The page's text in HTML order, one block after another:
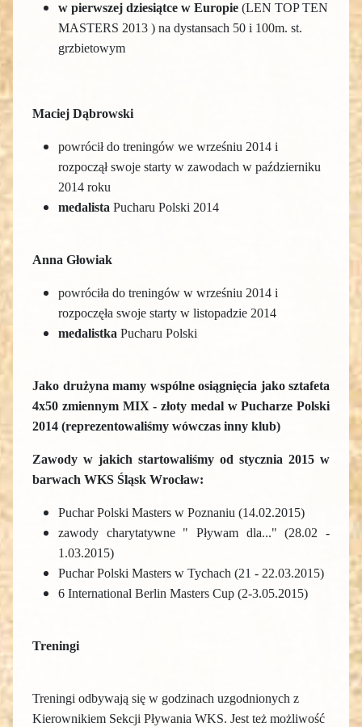
w pierwszej dziesiątce w Europie (LEN TOP TEN
MASTERS 2013 ) na dystansach 50 i 100m. st.
grzbietowym
Maciej Dąbrowski
powrócił do treningów we wrześniu 2014 i
rozpoczął swoje starty w zawodach w październiku
2014 roku
medalista Pucharu Polski 2014
Anna Głowiak
powróciła do treningów w wrześniu 2014 i
rozpoczęła swoje starty w listopadzie 2014
medalistka Pucharu Polski
Jako drużyna mamy wspólne osiągnięcia jako sztafeta
4x50 zmiennym MIX - złoty medal w Pucharze Polski
2014 (reprezentowaliśmy wówczas inny klub)
Zawody w jakich startowaliśmy od stycznia 2015 w
barwach WKS Śląsk Wrocław:
Puchar Polski Masters w Poznaniu (14.02.2015)
zawody charytatywne " Pływam dla..." (28.02 -
1.03.2015)
Puchar Polski Masters w Tychach (21 - 22.03.2015)
6 International Berlin Masters Cup (2-3.05.2015)
Treningi
Treningi odbywają się w godzinach uzgodnionych z
Kierownikiem Sekcji Pływania WKS. Jest też możliwość